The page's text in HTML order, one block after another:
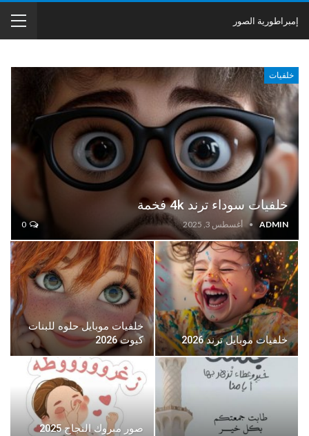
إمبراطورية الصور
خلفيات
خلفيات سوداء ترند 4k فخمة
ADMIN أغسطس 3, 2025
خلفيات موبايل ترند 2026
خلفيات موبايل حلوه للبنات
كيوت 2026
صور مبروك النجاح 2025